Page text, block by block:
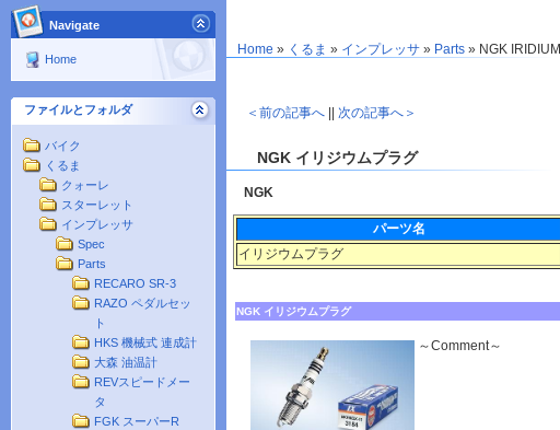
Navigate
Home
ファイルとフォルダ
バイク
くるま
クォーレ
スターレット
インプレッサ
Spec
Parts
RECARO SR-3
RAZO ペダルセッ
ト
HKS 機械式 連成計
大森 油温計
REVスピードメー
タ
FGK スーパーR
Home » くるま » インプレッサ » Parts » NGK IRIDIUM
＜前の記事へ 次の記事へ＞
NGK イリジウムプラグ
NGK
パーツ名
イリジウムプラグ
NGK イリジウムプラグ
～Comment～